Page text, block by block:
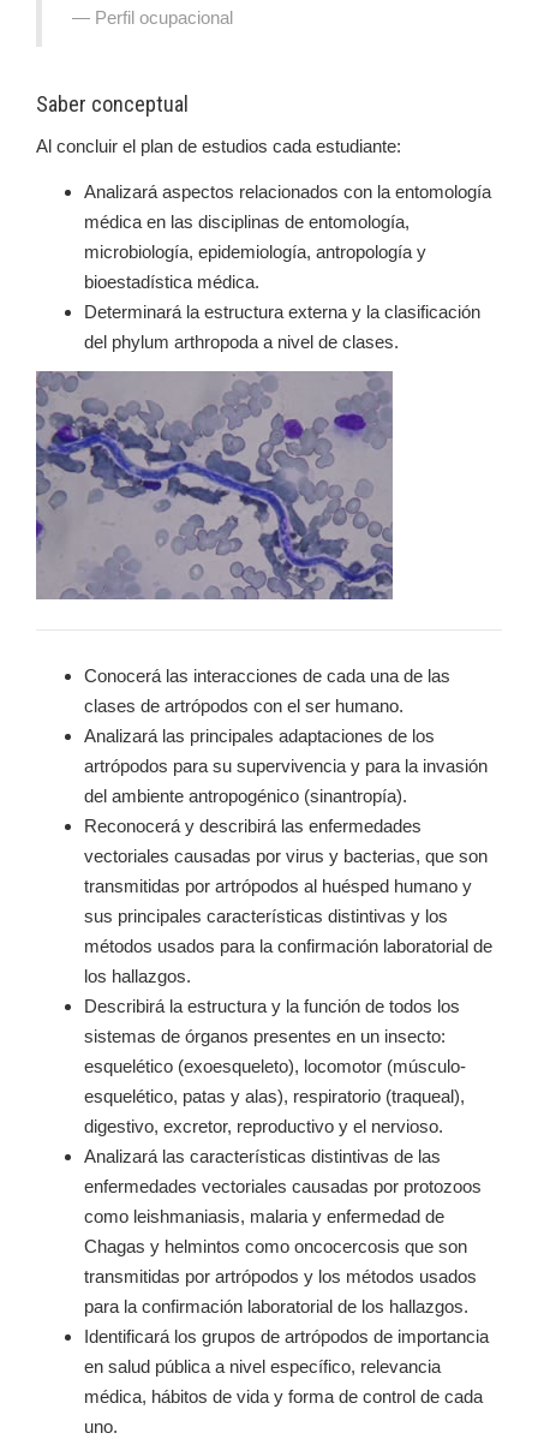
Perfil ocupacional
Saber conceptual
Al concluir el plan de estudios cada estudiante:
Analizará aspectos relacionados con la entomología
médica en las disciplinas de entomología,
microbiología, epidemiología, antropología y
bioestadística médica.
Determinará la estructura externa y la clasificación
del phylum arthropoda a nivel de clases.
Conocerá las interacciones de cada una de las
clases de artrópodos con el ser humano.
Analizará las principales adaptaciones de los
artrópodos para su supervivencia y para la invasión
del ambiente antropogénico (sinantropía).
Reconocerá y describirá las enfermedades
vectoriales causadas por virus y bacterias, que son
transmitidas por artrópodos al huésped humano y
sus principales características distintivas y los
métodos usados para la confirmación laboratorial de
los hallazgos.
Describirá la estructura y la función de todos los
sistemas de órganos presentes en un insecto:
esquelético (exoesqueleto), locomotor (músculo-
esquelético, patas y alas), respiratorio (traqueal),
digestivo, excretor, reproductivo y el nervioso.
Analizará las características distintivas de las
enfermedades vectoriales causadas por protozoos
como leishmaniasis, malaria y enfermedad de
Chagas y helmintos como oncocercosis que son
transmitidas por artrópodos y los métodos usados
para la confirmación laboratorial de los hallazgos.
Identificará los grupos de artrópodos de importancia
en salud pública a nivel específico, relevancia
médica, hábitos de vida y forma de control de cada
uno.